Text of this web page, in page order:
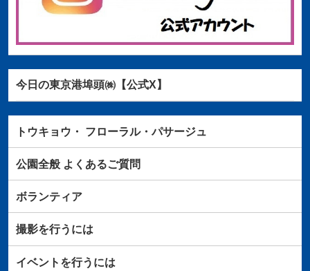
今日の東京港埠頭㈱【公式X】
トウキョウ・ フローラル・パサージュ
公園全般よくあるご質問
ボランティア
撮影を行うには
イベントを行うには